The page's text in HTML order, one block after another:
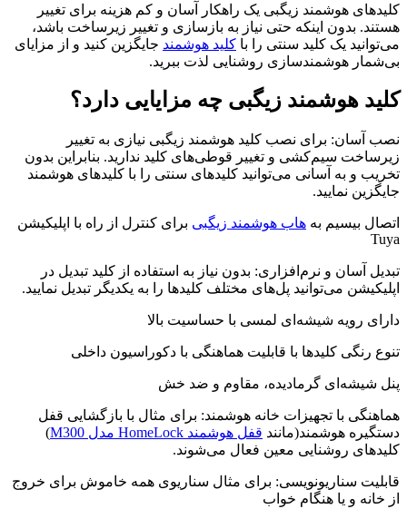
کلیدهای هوشمند زیگبی یک راهکار آسان و کم هزینه برای تغییر
هستند. بدون اینکه حتی نیاز به بازسازی و تغییر زیرساخت باشد،
می‌توانید یک کلید سنتی را با کلید هوشمند جایگزین کنید و از مزایای
بی‌شمار هوشمندسازی روشنایی لذت ببرید.
کلید هوشمند زیگبی چه مزایایی دارد؟
نصب آسان: برای نصب کلید هوشمند زیگبی نیازی به تغییر
زیرساخت سیم‌کشی و تغییر قوطی‌های کلید ندارید. بنابراین بدون
تخریب و به آسانی می‌توانید کلیدهای سنتی را با کلیدهای هوشمند
جایگزین نمایید.
اتصال بیسیم به هاب هوشمند زیگبی برای کنترل از راه با اپلیکیشن
Tuya
تبدیل آسان و نرم‌افزاری: بدون نیاز به استفاده از کلید تبدیل در
اپلیکیشن می‌توانید پل‌های مختلف کلیدها را به یکدیگر تبدیل نمایید.
دارای رویه شیشه‌ای لمسی با حساسیت بالا
تنوع رنگی کلیدها با قابلیت هماهنگی با دکوراسیون داخلی
پنل شیشه‌ای گرمادیده، مقاوم و ضد خش
هماهنگی با تجهیزات خانه هوشمند: برای مثال با بازگشایی قفل
دستگیره هوشمند(مانند قفل هوشمند HomeLock مدل M300
)
کلیدهای روشنایی معین فعال می‌شوند.
قابلیت سناریونویسی: برای مثال سناریوی همه خاموش برای خروج
از خانه و یا هنگام خواب